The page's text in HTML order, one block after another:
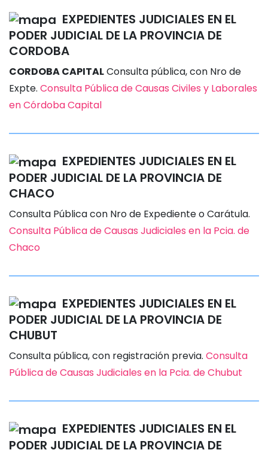
EXPEDIENTES JUDICIALES EN EL
PODER JUDICIAL DE LA PROVINCIA DE
CORDOBA
CORDOBA CAPITALConsulta pública, con Nro de
Expte. Consulta Pública de Causas Civiles y Laborales
en Córdoba Capital
EXPEDIENTES JUDICIALES EN EL
PODER JUDICIAL DE LA PROVINCIA DE
CHACO
Consulta Pública con Nro de Expediente o Carátula.
Consulta Pública de Causas Judiciales en la Pcia. de
Chaco
EXPEDIENTES JUDICIALES EN EL
PODER JUDICIAL DE LA PROVINCIA DE
CHUBUT
Consulta pública, con registración previa. Consulta
Pública de Causas Judiciales en la Pcia. de Chubut
EXPEDIENTES JUDICIALES EN EL
PODER JUDICIAL DE LA PROVINCIA DE